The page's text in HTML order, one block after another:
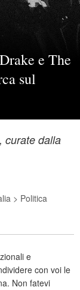
e The
sul
curate dalla
> Politica
e
con voi le
Non fatevi